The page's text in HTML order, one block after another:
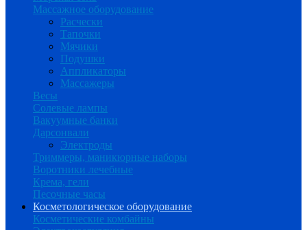
Массажное оборудование
Расчески
Тапочки
Мячики
Подушки
Аппликаторы
Массажеры
Весы
Солевые лампы
Вакуумные банки
Дарсонвали
Электроды
Триммеры, маникюрные наборы
Воротники лечебные
Крема, гели
Песочные часы
Косметологическое оборудование
Косметические комбайны